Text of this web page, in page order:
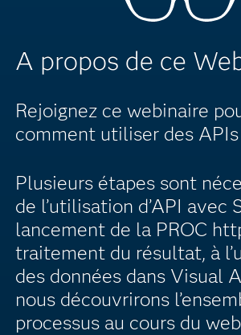
A propos de ce
Rejoignez ce webinaire
comment utiliser des APIs
Plusieurs étapes sont
de l’utilisation d’API avec
lancement de la PROC
traitement du résultat, à
des données dans Visual
nous découvrirons
processus au cours du